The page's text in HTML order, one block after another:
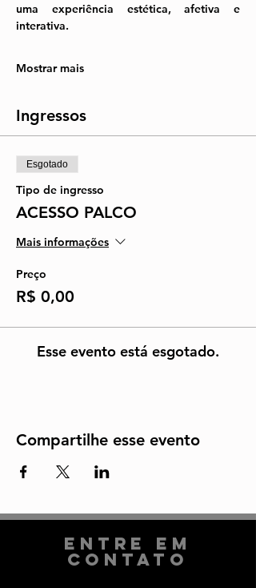
uma experiência estética, afetiva e
interativa.
Mostrar mais
Ingressos
Esgotado
Tipo de ingresso
ACESSO PALCO
Mais informações
Preço
R$ 0,00
Esse evento está esgotado.
Compartilhe esse evento
Entre em
Contato